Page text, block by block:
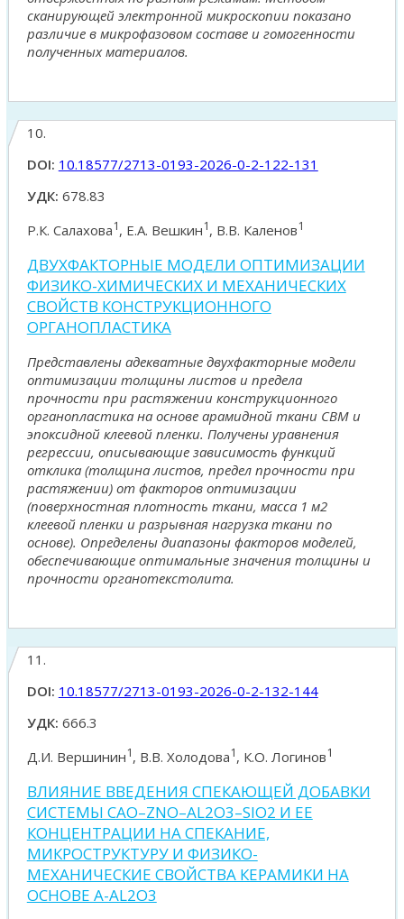
сканирующей электронной микроскопии показано
различие в микрофазовом составе и гомогенности
полученных материалов.
10.
DOI: 10.18577/2713-0193-2026-0-2-122-131
УДК: 678.83
Р.К. Салахова1, Е.А. Вешкин1, В.В. Каленов1
ДВУХФАКТОРНЫЕ МОДЕЛИ ОПТИМИЗАЦИИ
ФИЗИКО-ХИМИЧЕСКИХ И МЕХАНИЧЕСКИХ
СВОЙСТВ КОНСТРУКЦИОННОГО
ОРГАНОПЛАСТИКА
Представлены адекватные двухфакторные модели
оптимизации толщины листов и предела
прочности при растяжении конструкционного
органопластика на основе арамидной ткани СВМ и
эпоксидной клеевой пленки. Получены уравнения
регрессии, описывающие зависимость функций
отклика (толщина листов, предел прочности при
растяжении) от факторов оптимизации
(поверхностная плотность ткани, масса 1 м2
клеевой пленки и разрывная нагрузка ткани по
основе). Определены диапазоны факторов моделей,
обеспечивающие оптимальные значения толщины и
прочности органотекстолита.
11.
DOI: 10.18577/2713-0193-2026-0-2-132-144
УДК: 666.3
Д.И. Вершинин1, В.В. Холодова1, К.О. Логинов1
ВЛИЯНИЕ ВВЕДЕНИЯ СПЕКАЮЩЕЙ ДОБАВКИ
СИСТЕМЫ CAO–ZNO–AL2O3–SIO2 И ЕЕ
КОНЦЕНТРАЦИИ НА СПЕКАНИЕ,
МИКРОСТРУКТУРУ И ФИЗИКО-
МЕХАНИЧЕСКИЕ СВОЙСТВА КЕРАМИКИ НА
ОСНОВЕ Α-AL2O3